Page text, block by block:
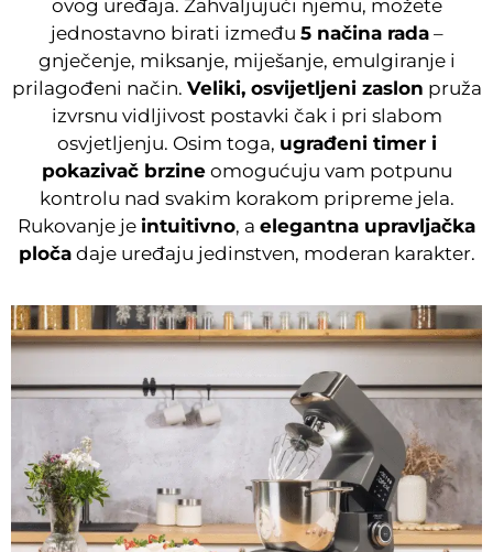
ovog uređaja. Zahvaljujući njemu, možete
jednostavno birati između 5 načina rada–
gnječenje, miksanje, miješanje, emulgiranje i
prilagođeni način. Veliki, osvijetljeni zaslon pruža
izvrsnu vidljivost postavki čak i pri slabom
osvjetljenju. Osim toga, ugrađeni timer i
pokazivač brzineomogućuju vam potpunu
kontrolu nad svakim korakom pripreme jela.
Rukovanje je intuitivno, a elegantna upravljačka
pločadaje uređaju jedinstven, moderan karakter.